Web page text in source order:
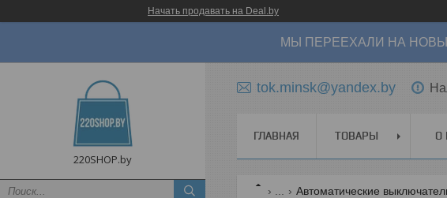
Начать продавать на Deal.by
МЫ ПЕРЕЕХАЛИ НА
220SHOP.by
tok.minsk@yandex.by
ГЛАВНАЯ ТОВАРЫ О
Автоматические